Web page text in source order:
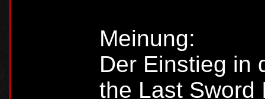
Meinung:
Der Einstieg in
the Last Sword